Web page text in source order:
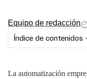
Equipo de redacción
Índice de contenidos
La automatización